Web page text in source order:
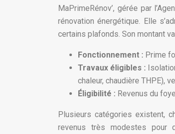
MaPrimeRénov’, gérée par
rénovation énergétique. Elle
certains plafonds. Son montant
Fonctionnement : Prime
Travaux éligibles :
chaleur, chaudière THPE),
Éligibilité : Revenus du
Plusieurs catégories existent,
revenus très modestes pour